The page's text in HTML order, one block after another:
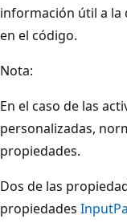
información útil a la
en el código.
Nota:
En el caso de las
personalizadas,
propiedades.
Dos de las
propiedades